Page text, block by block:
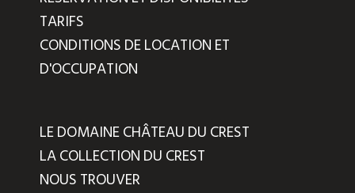
TARIFS
CONDITIONS DE LOCATION ET
D'OCCUPATION
LE DOMAINE CHÂTEAU DU CREST
LA COLLECTION DU CREST
NOUS TROUVER